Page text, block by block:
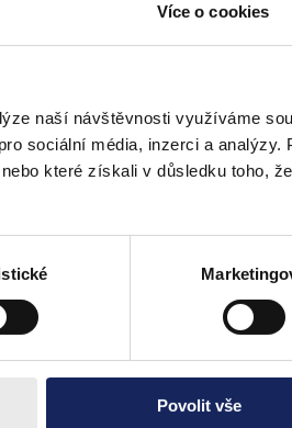
Více o cookies
naší návštěvnosti využíváme
sociální média, inzerci a analýzy.
které získali v důsledku toho, že
Povolit vše